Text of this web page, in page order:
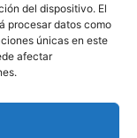
del dispositivo. El
procesar datos como
únicas en este
afectar